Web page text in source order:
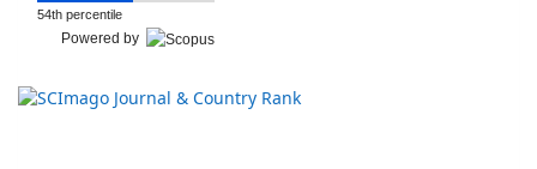
54th percentile
Powered by